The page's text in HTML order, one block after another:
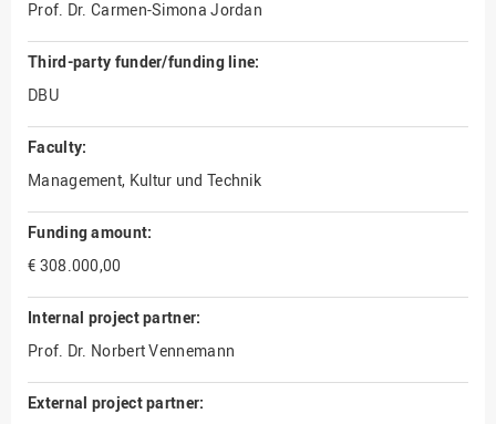
Prof. Dr. Carmen-Simona Jordan
Third-party funder/funding line:
DBU
Faculty:
Management, Kultur und Technik
Funding amount:
€ 308.000,00
Internal project partner:
Prof. Dr. Norbert Vennemann
External project partner: